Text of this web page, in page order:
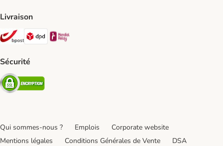
Livraison
Bpost Shipping Method
DPD Shipping Method
Sécurité
Security
Qui sommes-nous ? Emplois
Corporate website
Mentions légales
Conditions Générales de Vente
DSA